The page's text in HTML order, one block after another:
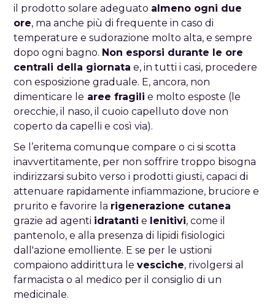
il prodotto solare adeguato almeno ogni due
ore, ma anche più di frequente in caso di
temperature e sudorazione molto alta, e sempre
dopo ogni bagno. Non esporsi durante le ore
centrali della giornata e, in tutti i casi, procedere
con esposizione graduale. E, ancora, non
dimenticare le aree fragili e molto esposte (le
orecchie, il naso, il cuoio capelluto dove non
coperto da capelli e così via).
Se l’eritema comunque compare o ci si scotta
inavvertitamente, per non soffrire troppo bisogna
indirizzarsi subito verso i prodotti giusti, capaci di
attenuare rapidamente infiammazione, bruciore e
prurito e favorire la rigenerazione cutanea
grazie ad agenti idratanti e lenitivi, come il
pantenolo, e alla presenza di lipidi fisiologici
dall'azione emolliente. E se per le ustioni
compaiono addirittura levesciche, rivolgersi al
farmacista o al medico per il consiglio di un
medicinale.